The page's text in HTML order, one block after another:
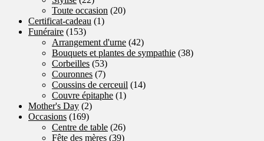
Toute occasion (20)
Certificat-cadeau (1)
Funéraire (153)
Arrangement d'urne (42)
Bouquets et plantes de sympathie (38)
Corbeilles (53)
Couronnes (7)
Coussins de cerceuil (14)
Couvre épitaphe (1)
Mother's Day (2)
Occasions (169)
Centre de table (26)
Fête des mères (39)